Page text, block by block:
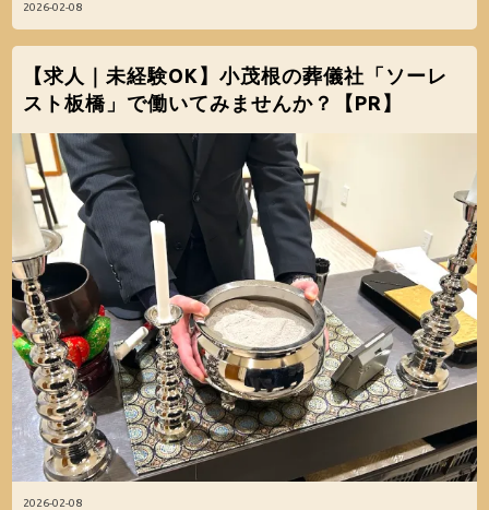
2026-02-08
2026-02-08
【求人｜未経験OK】小茂根の葬儀社「ソーレ
スト板橋」で働いてみませんか？【PR】